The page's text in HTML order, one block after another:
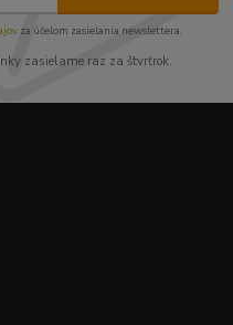
za účelom zasielania newslettera.
zasielame raz za štvrťrok.